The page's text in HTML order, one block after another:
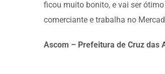
ficou muito bonito, e vai ser
comerciante e trabalha no
Ascom – Prefeitura de Cruz das